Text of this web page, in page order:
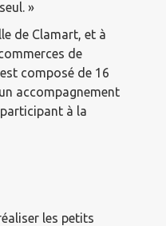
»
de Clamart, et à
de
composé de 16
accompagnement
à la
les petits